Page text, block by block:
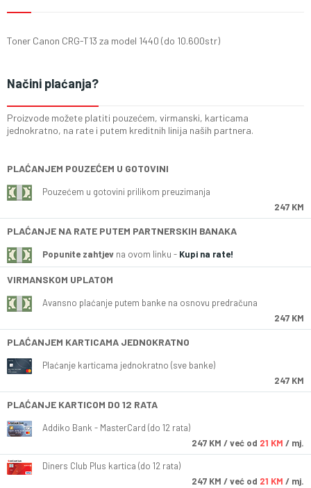
Toner Canon CRG-T13 za model 1440 (do 10.600str)
Načini plaćanja?
Proizvode možete platiti pouzećem, virmanski, karticama
jednokratno, na rate i putem kreditnih linija naših partnera.
PLAĆANJEM POUZEĆEM U GOTOVINI
Pouzećem u gotovini prilikom preuzimanja
247 KM
PLAĆANJE NA RATE PUTEM PARTNERSKIH BANAKA
Popunite zahtjev na ovom linku - Kupi na rate!
VIRMANSKOM UPLATOM
Avansno plaćanje putem banke na osnovu predračuna
247 KM
PLAĆANJEM KARTICAMA JEDNOKRATNO
Plaćanje karticama jednokratno (sve banke)
247 KM
PLAĆANJE KARTICOM DO 12 RATA
Addiko Bank - MasterCard (do 12 rata)
247 KM / već od 21 KM / mj.
Diners Club Plus kartica (do 12 rata)
247 KM / već od 21 KM / mj.